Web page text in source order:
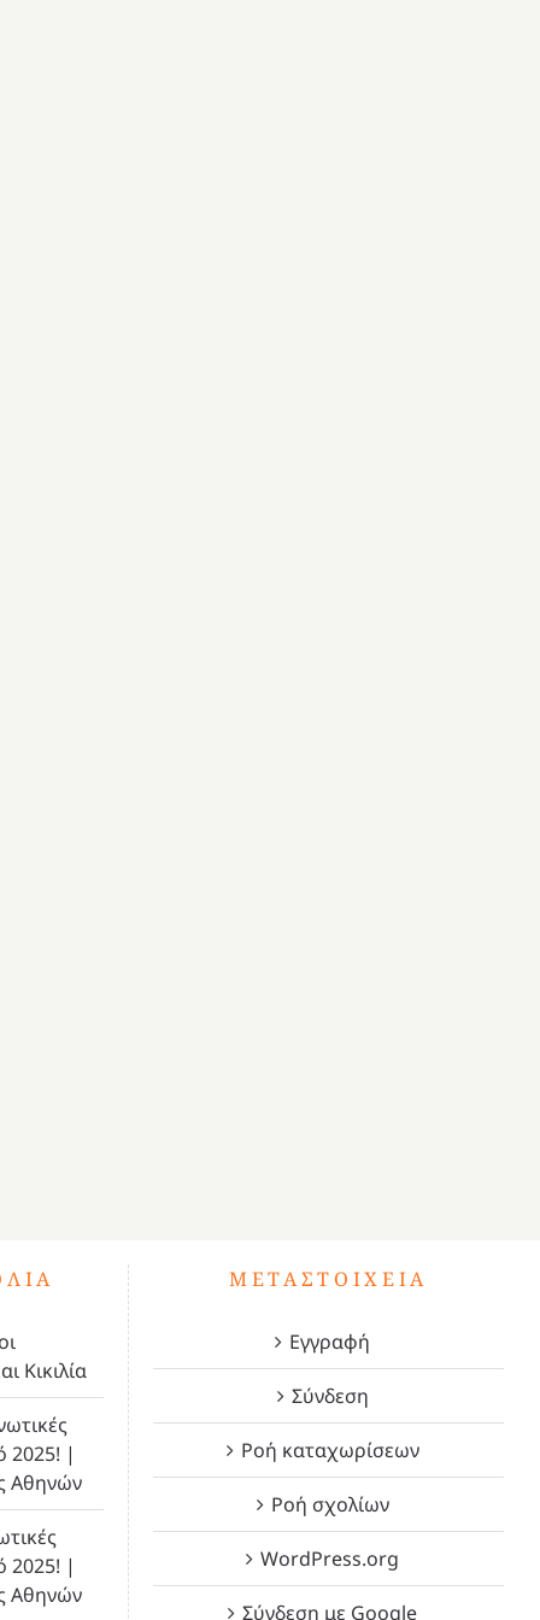
Κικιλία
2025! |
Αθηνών
2025! |
Αθηνών
ΜΕΤΑΣΤΟΙΧΕΊΑ
Εγγραφή
Σύνδεση
Ροή καταχωρίσεων
Ροή σχολίων
WordPress.org
Σύνδεση με Google